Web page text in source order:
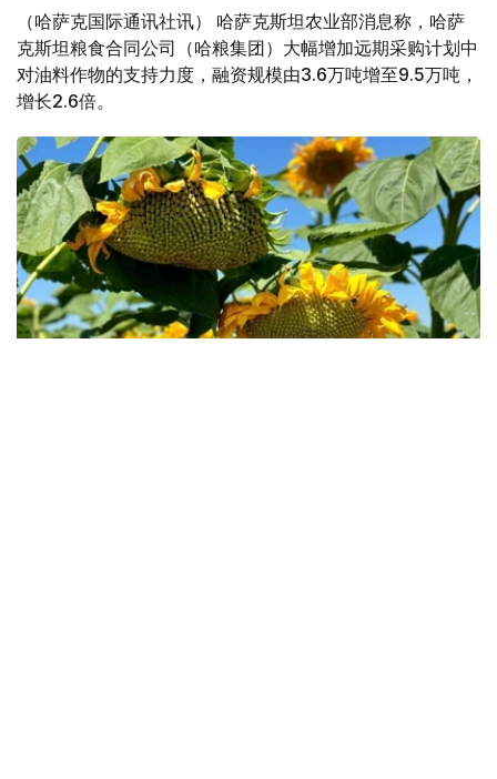
（哈萨克国际通讯社讯） 哈萨克斯坦农业部消息称，哈萨
克斯坦粮食合同公司（哈粮集团）大幅增加远期采购计划中
对油料作物的支持力度，融资规模由3.6万吨增至9.5万吨，
增长2.6倍。